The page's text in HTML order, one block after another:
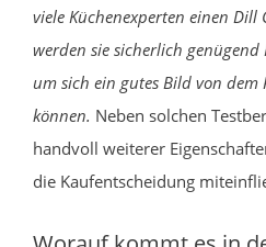
viele Küchenexperten einen Dill
werden sie sicherlich
um sich ein gutes Bild von dem
können. Neben solchen
handvoll weiterer
die Kaufentscheidung